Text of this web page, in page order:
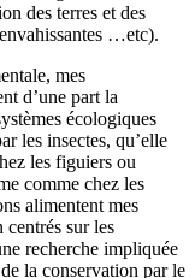
des terres et des
…etc).
mes
d’une part la
écologiques
les insectes, qu’elle
les figuiers ou
comme chez les
alimentent mes
sur les
recherche impliquée
la conservation par le